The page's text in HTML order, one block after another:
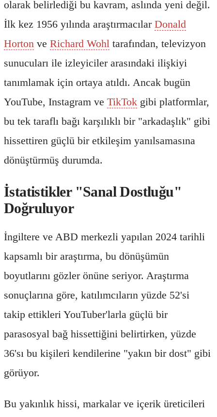
olarak belirlediği bu kavram, aslında yeni değil.
İlk kez 1956 yılında araştırmacılar Donald
Horton ve Richard Wohl tarafından, televizyon
sunucuları ile izleyiciler arasındaki ilişkiyi
tanımlamak için ortaya atıldı. Ancak bugün
YouTube, Instagram ve TikTok gibi platformlar,
bu tek taraflı bağı karşılıklı bir "arkadaşlık" gibi
hissettiren güçlü bir etkileşim yanılsamasına
dönüştürmüş durumda.
İstatistikler "Sanal Dostluğu"
Doğruluyor
İngiltere ve ABD merkezli yapılan 2024 tarihli
kapsamlı bir araştırma, bu dönüşümün
boyutlarını gözler önüne seriyor. Araştırma
sonuçlarına göre, katılımcıların yüzde 52'si
takip ettikleri YouTuber'larla güçlü bir
parasosyal bağ hissettiğini belirtirken, yüzde
36'sı bu kişileri kendilerine "yakın bir dost" gibi
görüyor.
Bu yakınlık hissi, markalar ve içerik üreticileri